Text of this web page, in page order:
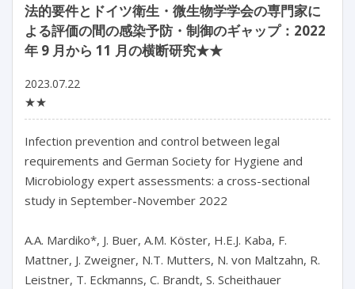
法的要件とドイツ衛生・微生物学学会の専門家に
よる評価の間の感染予防・制御のギャップ：2022
年 9 月から 11 月の横断研究★★
2023.07.22
★★
Infection prevention and control between legal
requirements and German Society for Hygiene and
Microbiology expert assessments: a cross-sectional
study in September-November 2022
A.A. Mardiko*, J. Buer, A.M. Köster, H.E.J. Kaba, F.
Mattner, J. Zweigner, N.T. Mutters, N. von Maltzahn, R.
Leistner, T. Eckmanns, C. Brandt, S. Scheithauer